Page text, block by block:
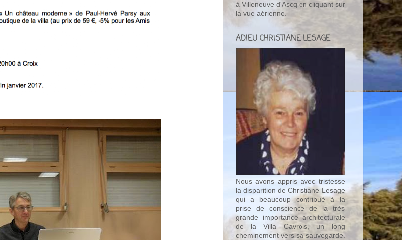
à Villeneuve d'Ascq en cliquant sur
la vue aérienne.
ADIEU CHRISTIANE LESAGE
Nous avons appris avec tristesse
la disparition de Christiane Lesage
qui a beaucoup contribué à la
prise de conscience de la très
grande importance architecturale
de la Villa Cavrois, un long
cheminement vers sa sauvegarde.